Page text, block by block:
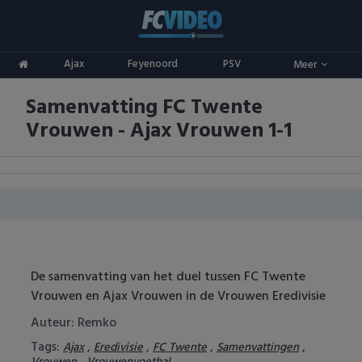
Ajax Feyenoord PSV Meer
ADO Den Haag
Ajax
FC Utrecht
Feyenoord
Competities
Eredivisie
Keuken Kampioen Divisie
Champions League
Europa League
Oranje
Samenvatting FC Twente
Vrouwen - Ajax Vrouwen 1-1
De samenvatting van het duel tussen FC Twente
Vrouwen en Ajax Vrouwen in de Vrouwen Eredivisie
Auteur: Remko
Tags: Ajax, Eredivisie, FC Twente, Samenvattingen,